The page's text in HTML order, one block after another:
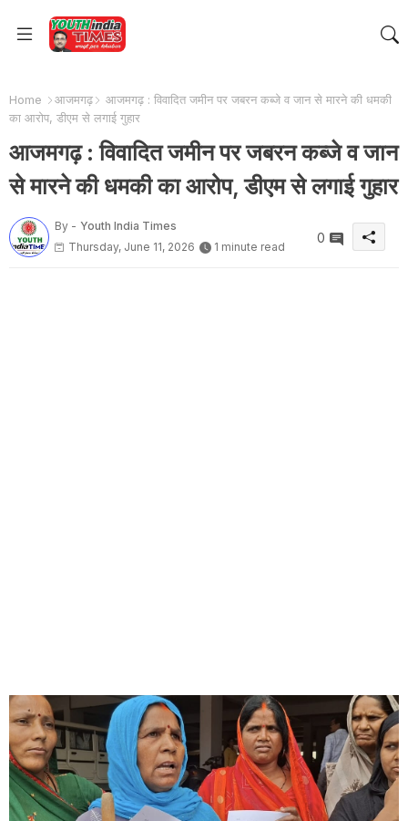
Home आजमगढ़
आजमगढ़ : विवादित जमीन पर जबरन कब्जे व जान से मारने की धमकी
का आरोप, डीएम से लगाई गुहार
आजमगढ़ : विवादित जमीन पर जबरन कब्जे व जान
से मारने की धमकी का आरोप, डीएम से लगाई गुहार
By - Youth India Times
Thursday, June 11, 2026
1 minute read
0